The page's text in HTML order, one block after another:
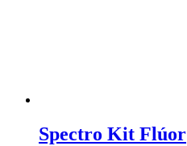
Spectro Kit Flúor